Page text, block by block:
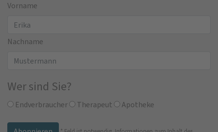
Vorname
Nachname
Wer sind Sie?
Endverbraucher Therapeut Apotheke